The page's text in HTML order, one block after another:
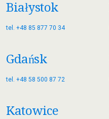
Białystok
tel. +48 85 877 70 34
Gdańsk
tel. +48 58 500 87 72
Katowice